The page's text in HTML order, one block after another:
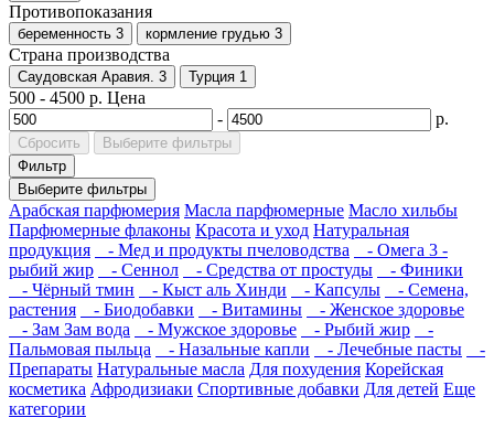
Противопоказания
беременность 3 кормление грудью 3
Страна производства
Саудовская Аравия. 3 Турция 1
500 - 4500 р. Цена
-
р.
Сбросить
Выберите фильтры
Фильтр
Выберите фильтры
Арабская парфюмерия Масла парфюмерные Масло хильбы
Парфюмерные флаконы Красота и уход Натуральная
продукция
- Мед и продукты пчеловодства
- Омега 3 -
рыбий жир
- Сеннол - Средства от простуды
- Финики
- Чёрный тмин
- Кыст аль Хинди - Капсулы
- Семена,
растения
- Биодобавки - Витамины
- Женское здоровье
- Зам Зам вода
- Мужское здоровье - Рыбий жир
-
Пальмовая пыльца
- Назальные капли - Лечебные пасты
-
Препараты Натуральные масла Для похудения Корейская
косметика Афродизиаки Спортивные добавки Для детей Еще
категории